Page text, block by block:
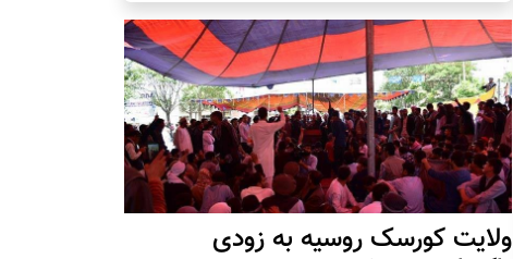
ولایت کورسک روسیه به زودی